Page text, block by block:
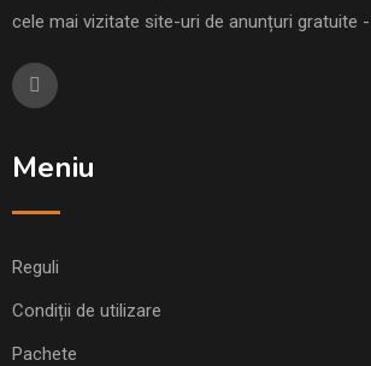
cele mai vizitate site-uri de anunțuri gratuite -
Meniu
Reguli
Condiții de utilizare
Pachete